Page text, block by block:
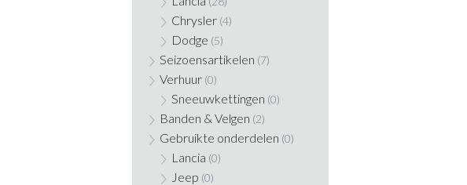
Chrysler (4)
Dodge (5)
Seizoensartikelen (7)
Verhuur (0)
Sneeuwkettingen (0)
Banden & Velgen (2)
Gebruikte onderdelen (0)
Lancia (0)
Jeep (0)